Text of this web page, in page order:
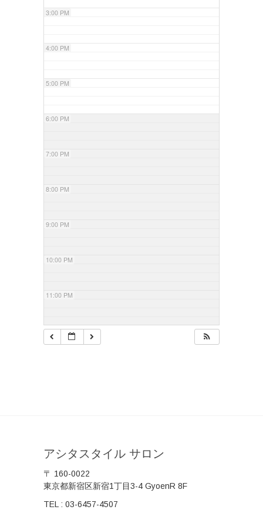
3:00 PM
4:00 PM
5:00 PM
6:00 PM
7:00 PM
8:00 PM
9:00 PM
10:00 PM
11:00 PM
アシタスタイル サロン
〒 160-0022
東京都新宿区新宿1丁目3-4 GyoenR 8F
TEL : 03-6457-4507